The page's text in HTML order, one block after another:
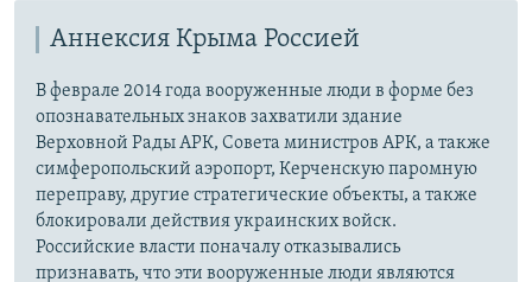
Аннексия Крыма Россией
В феврале 2014 года вооруженные люди в форме без
опознавательных знаков захватили здание
Верховной Рады АРК, Совета министров АРК, а также
симферопольский аэропорт, Керченскую паромную
переправу, другие стратегические объекты, а также
блокировали действия украинских войск.
Российские власти поначалу отказывались
признавать, что эти вооруженные люди являются